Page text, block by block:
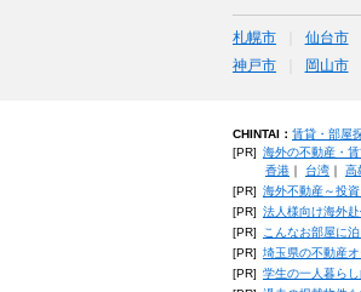
札幌市 仙台市
神戸市
岡山市
CHINTAI： 賃貸・部屋
[PR] 海外の不動産・
香港｜ 台湾｜ 高
[PR] 海外不動産～投
[PR] 法人様向け海外
[PR]
こんなお部屋に
[PR] 埼玉県の不動産
[PR] 学生の一人暮ら